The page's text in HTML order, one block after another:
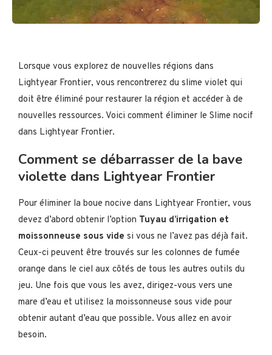
Lorsque vous explorez de nouvelles régions dans
Lightyear Frontier, vous rencontrerez du slime violet qui
doit être éliminé pour restaurer la région et accéder à de
nouvelles ressources. Voici comment éliminer le Slime nocif
dans Lightyear Frontier.
Comment se débarrasser de la bave
violette dans Lightyear Frontier
Pour éliminer la boue nocive dans Lightyear Frontier, vous
devez d’abord obtenir l’option Tuyau d’irrigation et
moissonneuse sous vide si vous ne l’avez pas déjà fait.
Ceux-ci peuvent être trouvés sur les colonnes de fumée
orange dans le ciel aux côtés de tous les autres outils du
jeu. Une fois que vous les avez, dirigez-vous vers une
mare d’eau et utilisez la moissonneuse sous vide pour
obtenir autant d’eau que possible. Vous allez en avoir
besoin.